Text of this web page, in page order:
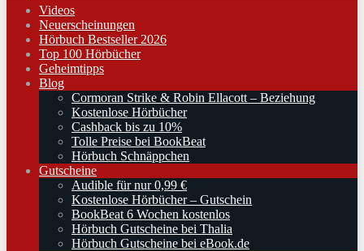
Videos
Neuerscheinungen
Hörbuch Bestseller 2026
Top 100 Hörbücher
Geheimtipps
Blog
Cormoran Strike & Robin Ellacott – Beziehung
Kostenlose Hörbücher
Cashback bis zu 10%
Tolle Preise bei BookBeat
Hörbuch Schnäppchen
Gutscheine
Audible für nur 0,99 €
Kostenlose Hörbücher – Gutschein
BookBeat 6 Wochen kostenlos
Hörbuch Gutscheine bei Thalia
Hörbuch Gutscheine bei eBook.de